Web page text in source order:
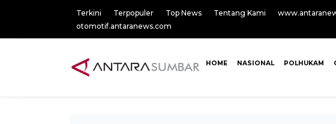
Terkini Terpopuler Top News Tentang Kami
otomotif.antaranews.com
HOME NASIONAL POLHUKAM